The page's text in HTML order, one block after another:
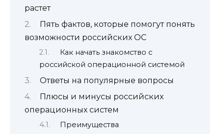
растет
Пять фактов, которые помогут понять
возможности российских ОС
Как начать знакомство с
российской операционной системой
Ответы на популярные вопросы
Плюсы и минусы российских
операционных систем
Преимущества